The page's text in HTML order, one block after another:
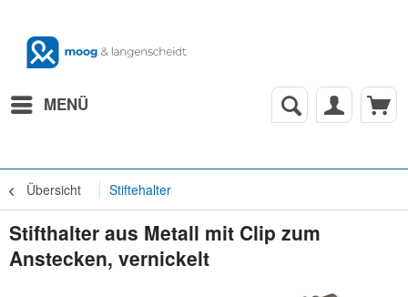
MENÜ
Übersicht Stiftehalter
Stifthalter aus Metall mit Clip zum
Anstecken, vernickelt